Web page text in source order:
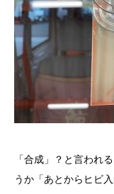
「合成」？と言われ
うか「あとからヒビ